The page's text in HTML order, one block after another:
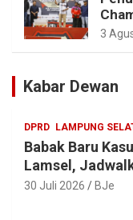
3
Kabar Dewan
DPRD LAMPUNG
Babak Baru
Lamsel,
30 Juli 2026 BJe